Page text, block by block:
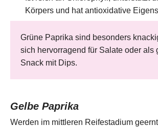
Körpers und hat antioxidative
Grüne Paprika sind besonders
sich hervorragend für Salate oder als
Snack mit Dips.
Gelbe Paprika
Werden im mittleren Reifestadium